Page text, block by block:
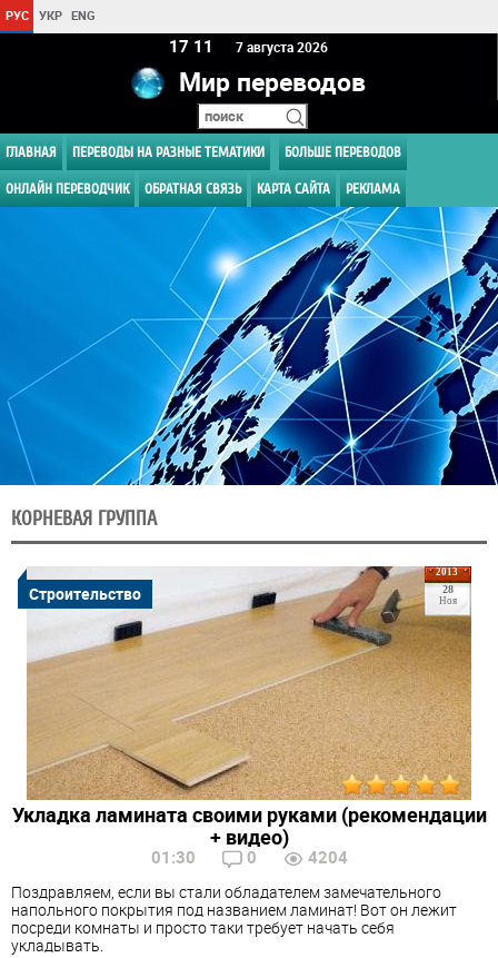
РУС УКР ENG
17:11 7 августа 2026
Мир переводов
ГЛАВНАЯ ПЕРЕВОДЫ НА РАЗНЫЕ ТЕМАТИКИ БОЛЬШЕ ПЕРЕВОДОВ
ОНЛАЙН ПЕРЕВОДЧИК ОБРАТНАЯ СВЯЗЬ КАРТА САЙТА РЕКЛАМА
КОРНЕВАЯ ГРУППА
2013
28
Ноя
Строительство
Укладка ламината своими руками (рекомендации
+ видео)
01:30 0 4204
Поздравляем, если вы стали обладателем замечательного
напольного покрытия под названием ламинат! Вот он лежит
посреди комнаты и просто таки требует начать себя
укладывать.